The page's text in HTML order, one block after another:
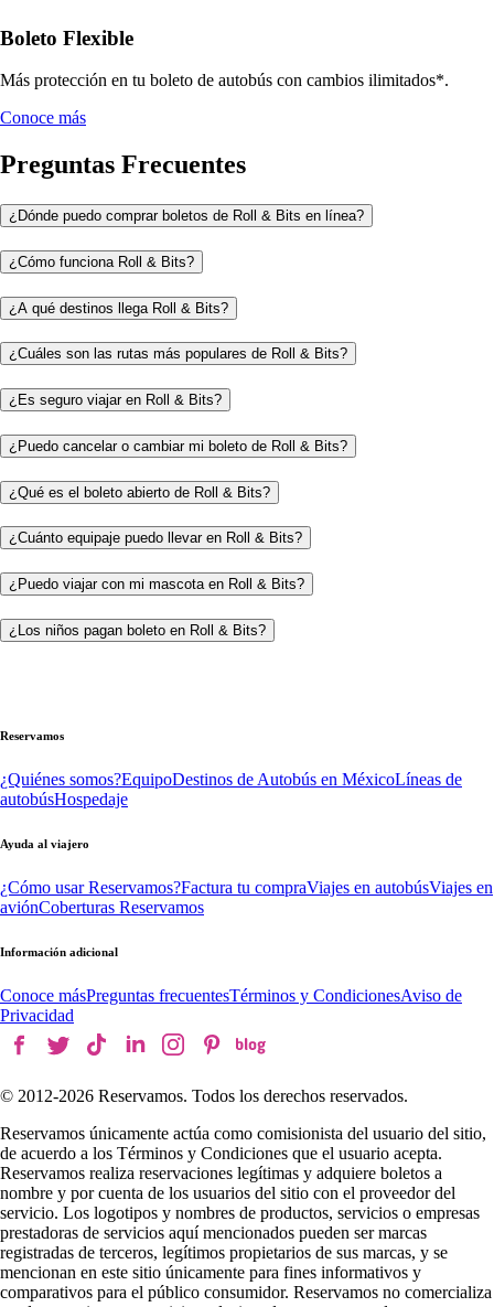
Boleto Flexible
Más protección en tu boleto de autobús con cambios ilimitados*.
Conoce más
Preguntas Frecuentes
¿Dónde puedo comprar boletos de Roll & Bits en línea?
¿Cómo funciona Roll & Bits?
¿A qué destinos llega Roll & Bits?
¿Cuáles son las rutas más populares de Roll & Bits?
¿Es seguro viajar en Roll & Bits?
¿Puedo cancelar o cambiar mi boleto de Roll & Bits?
¿Qué es el boleto abierto de Roll & Bits?
¿Cuánto equipaje puedo llevar en Roll & Bits?
¿Puedo viajar con mi mascota en Roll & Bits?
¿Los niños pagan boleto en Roll & Bits?
Reservamos
¿Quiénes somos?EquipoDestinos de Autobús en MéxicoLíneas de
autobúsHospedaje
Ayuda al viajero
¿Cómo usar Reservamos?Factura tu compraViajes en autobúsViajes en
aviónCoberturas Reservamos
Información adicional
Conoce másPreguntas frecuentesTérminos y CondicionesAviso de
Privacidad
© 2012-2026 Reservamos. Todos los derechos reservados.
Reservamos únicamente actúa como comisionista del usuario del sitio,
de acuerdo a los Términos y Condiciones que el usuario acepta.
Reservamos realiza reservaciones legítimas y adquiere boletos a
nombre y por cuenta de los usuarios del sitio con el proveedor del
servicio. Los logotipos y nombres de productos, servicios o empresas
prestadoras de servicios aquí mencionados pueden ser marcas
registradas de terceros, legítimos propietarios de sus marcas, y se
mencionan en este sitio únicamente para fines informativos y
comparativos para el público consumidor. Reservamos no comercializa